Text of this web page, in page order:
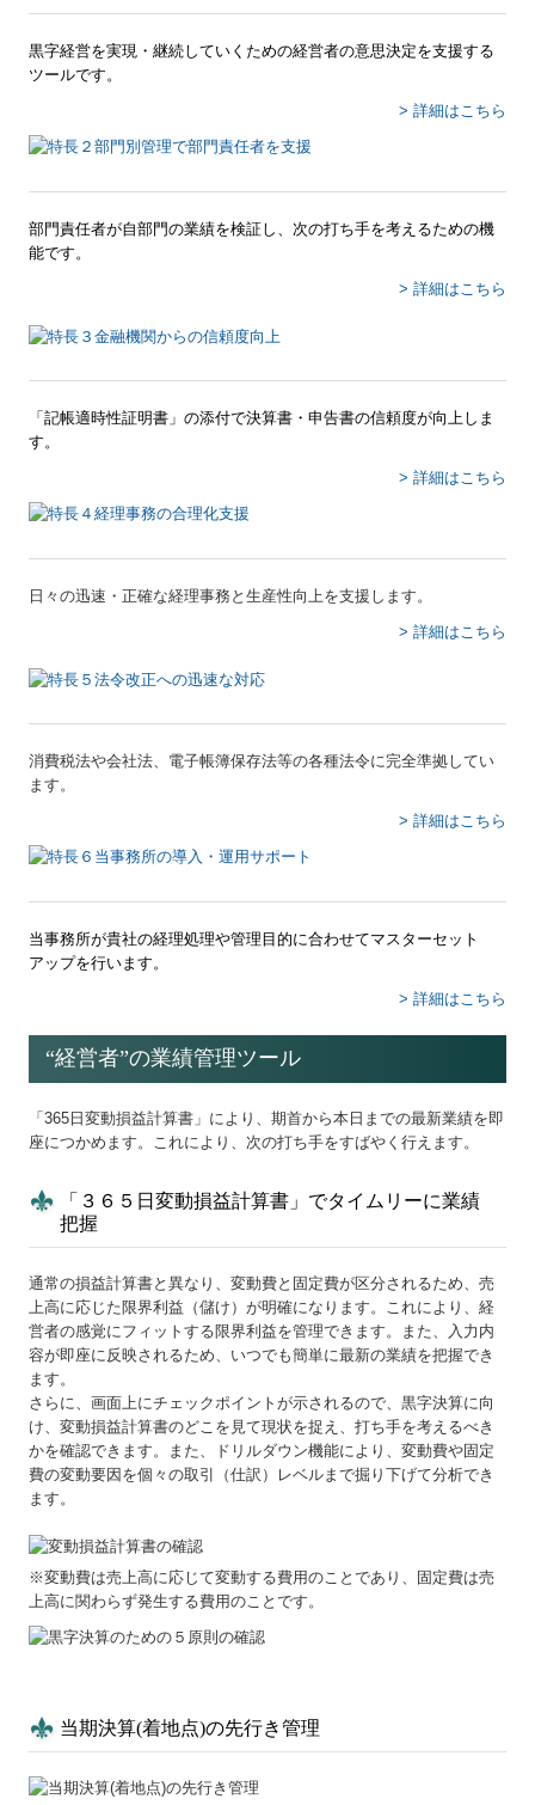
黒字経営を実現・継続していくための経営者の意思決定を支援する
ツールです。
> 詳細はこちら
部門責任者が自部門の業績を検証し、次の打ち手を考えるための機
能です。
> 詳細はこちら
「記帳適時性証明書」の添付で決算書・申告書の信頼度が向上しま
す。
> 詳細はこちら
日々の迅速・正確な経理事務と生産性向上を支援します。
> 詳細はこちら
消費税法や会社法、電子帳簿保存法等の各種法令に完全準拠してい
ます。
> 詳細はこちら
当事務所が貴社の経理処理や管理目的に合わせてマスターセット
アップを行います。
> 詳細はこちら
“経営者”の業績管理ツール
「365日変動損益計算書」により、期首から本日までの最新業績を即
座につかめます。これにより、次の打ち手をすばやく行えます。
「３６５日変動損益計算書」でタイムリーに業績
把握
通常の損益計算書と異なり、変動費と固定費が区分されるため、売
上高に応じた限界利益（儲け）が明確になります。これにより、経
営者の感覚にフィットする限界利益を管理できます。また、入力内
容が即座に反映されるため、いつでも簡単に最新の業績を把握でき
ます。
さらに、画面上にチェックポイントが示されるので、黒字決算に向
け、変動損益計算書のどこを見て現状を捉え、打ち手を考えるべき
かを確認できます。また、ドリルダウン機能により、変動費や固定
費の変動要因を個々の取引（仕訳）レベルまで掘り下げて分析でき
ます。
※変動費は売上高に応じて変動する費用のことであり、固定費は売
上高に関わらず発生する費用のことです。
当期決算(着地点)の先行き管理